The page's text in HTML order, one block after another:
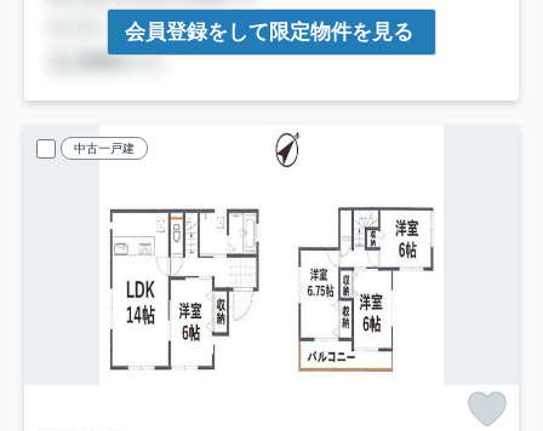
会員登録をして限定物件を見る
中古一戸建